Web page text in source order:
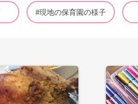
#現地の保育園の様子